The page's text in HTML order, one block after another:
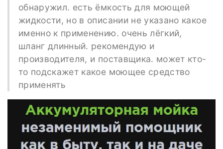
обнаружил. есть ёмкость для моющей
жидкости, но в описании не указано какое
именно к применению. очень лёгкий,
шланг длинный. рекомендую и
производителя, и поставщика. может кто-
то подскажет какое моющее средство
применять